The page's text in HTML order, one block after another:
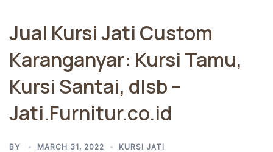
Jual Kursi Jati Custom
Karanganyar: Kursi Tamu,
Kursi Santai, dlsb –
Jati.Furnitur.co.id
BY MARCH 31, 2022 KURSI JATI